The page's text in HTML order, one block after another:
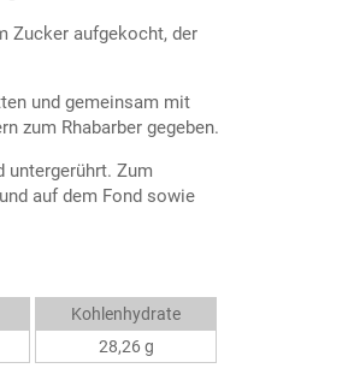
Zucker aufgekocht, der
und gemeinsam mit
zum Rhabarber gegeben.
untergerührt. Zum
auf dem Fond sowie
Kohlenhydrate
28,26 g